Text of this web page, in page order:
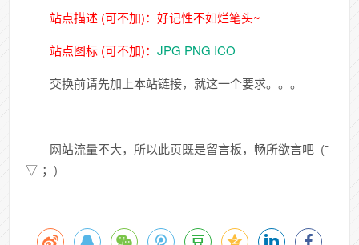
站点描述 (可不加)：好记性不如烂笔头~
站点图标 (可不加)：JPG PNG ICO
交换前请先加上本站链接，就这一个要求。。。
网站流量不大，所以此页既是留言板，畅所欲言吧 (ˉ
▽ˉ；)